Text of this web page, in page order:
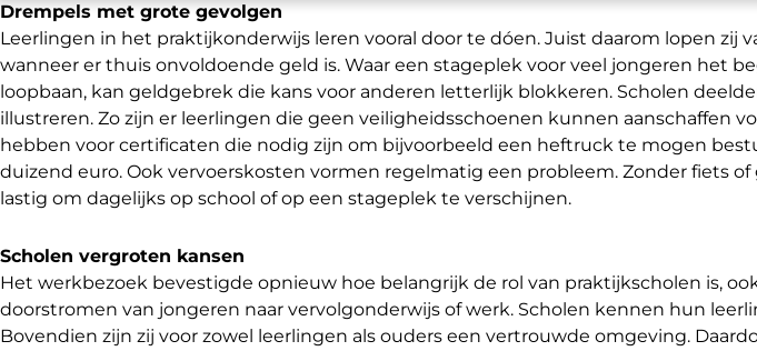
Drempels met grote gevolgen
Leerlingen in het praktijkonderwijs leren vooral door te dóen. Juist daarom lopen zij
wanneer er thuis onvoldoende geld is. Waar een stageplek voor veel jongeren het
loopbaan, kan geldgebrek die kans voor anderen letterlijk blokkeren. Scholen
illustreren. Zo zijn er leerlingen die geen veiligheidsschoenen kunnen aanschaffen
hebben voor certificaten die nodig zijn om bijvoorbeeld een heftruck te mogen
duizend euro. Ook vervoerskosten vormen regelmatig een probleem. Zonder fiets
lastig om dagelijks op school of op een stageplek te verschijnen.
Scholen vergroten kansen
Het werkbezoek bevestigde opnieuw hoe belangrijk de rol van praktijkscholen is,
doorstromen van jongeren naar vervolgonderwijs of werk. Scholen kennen hun
Bovendien zijn zij voor zowel leerlingen als ouders een vertrouwde omgeving.